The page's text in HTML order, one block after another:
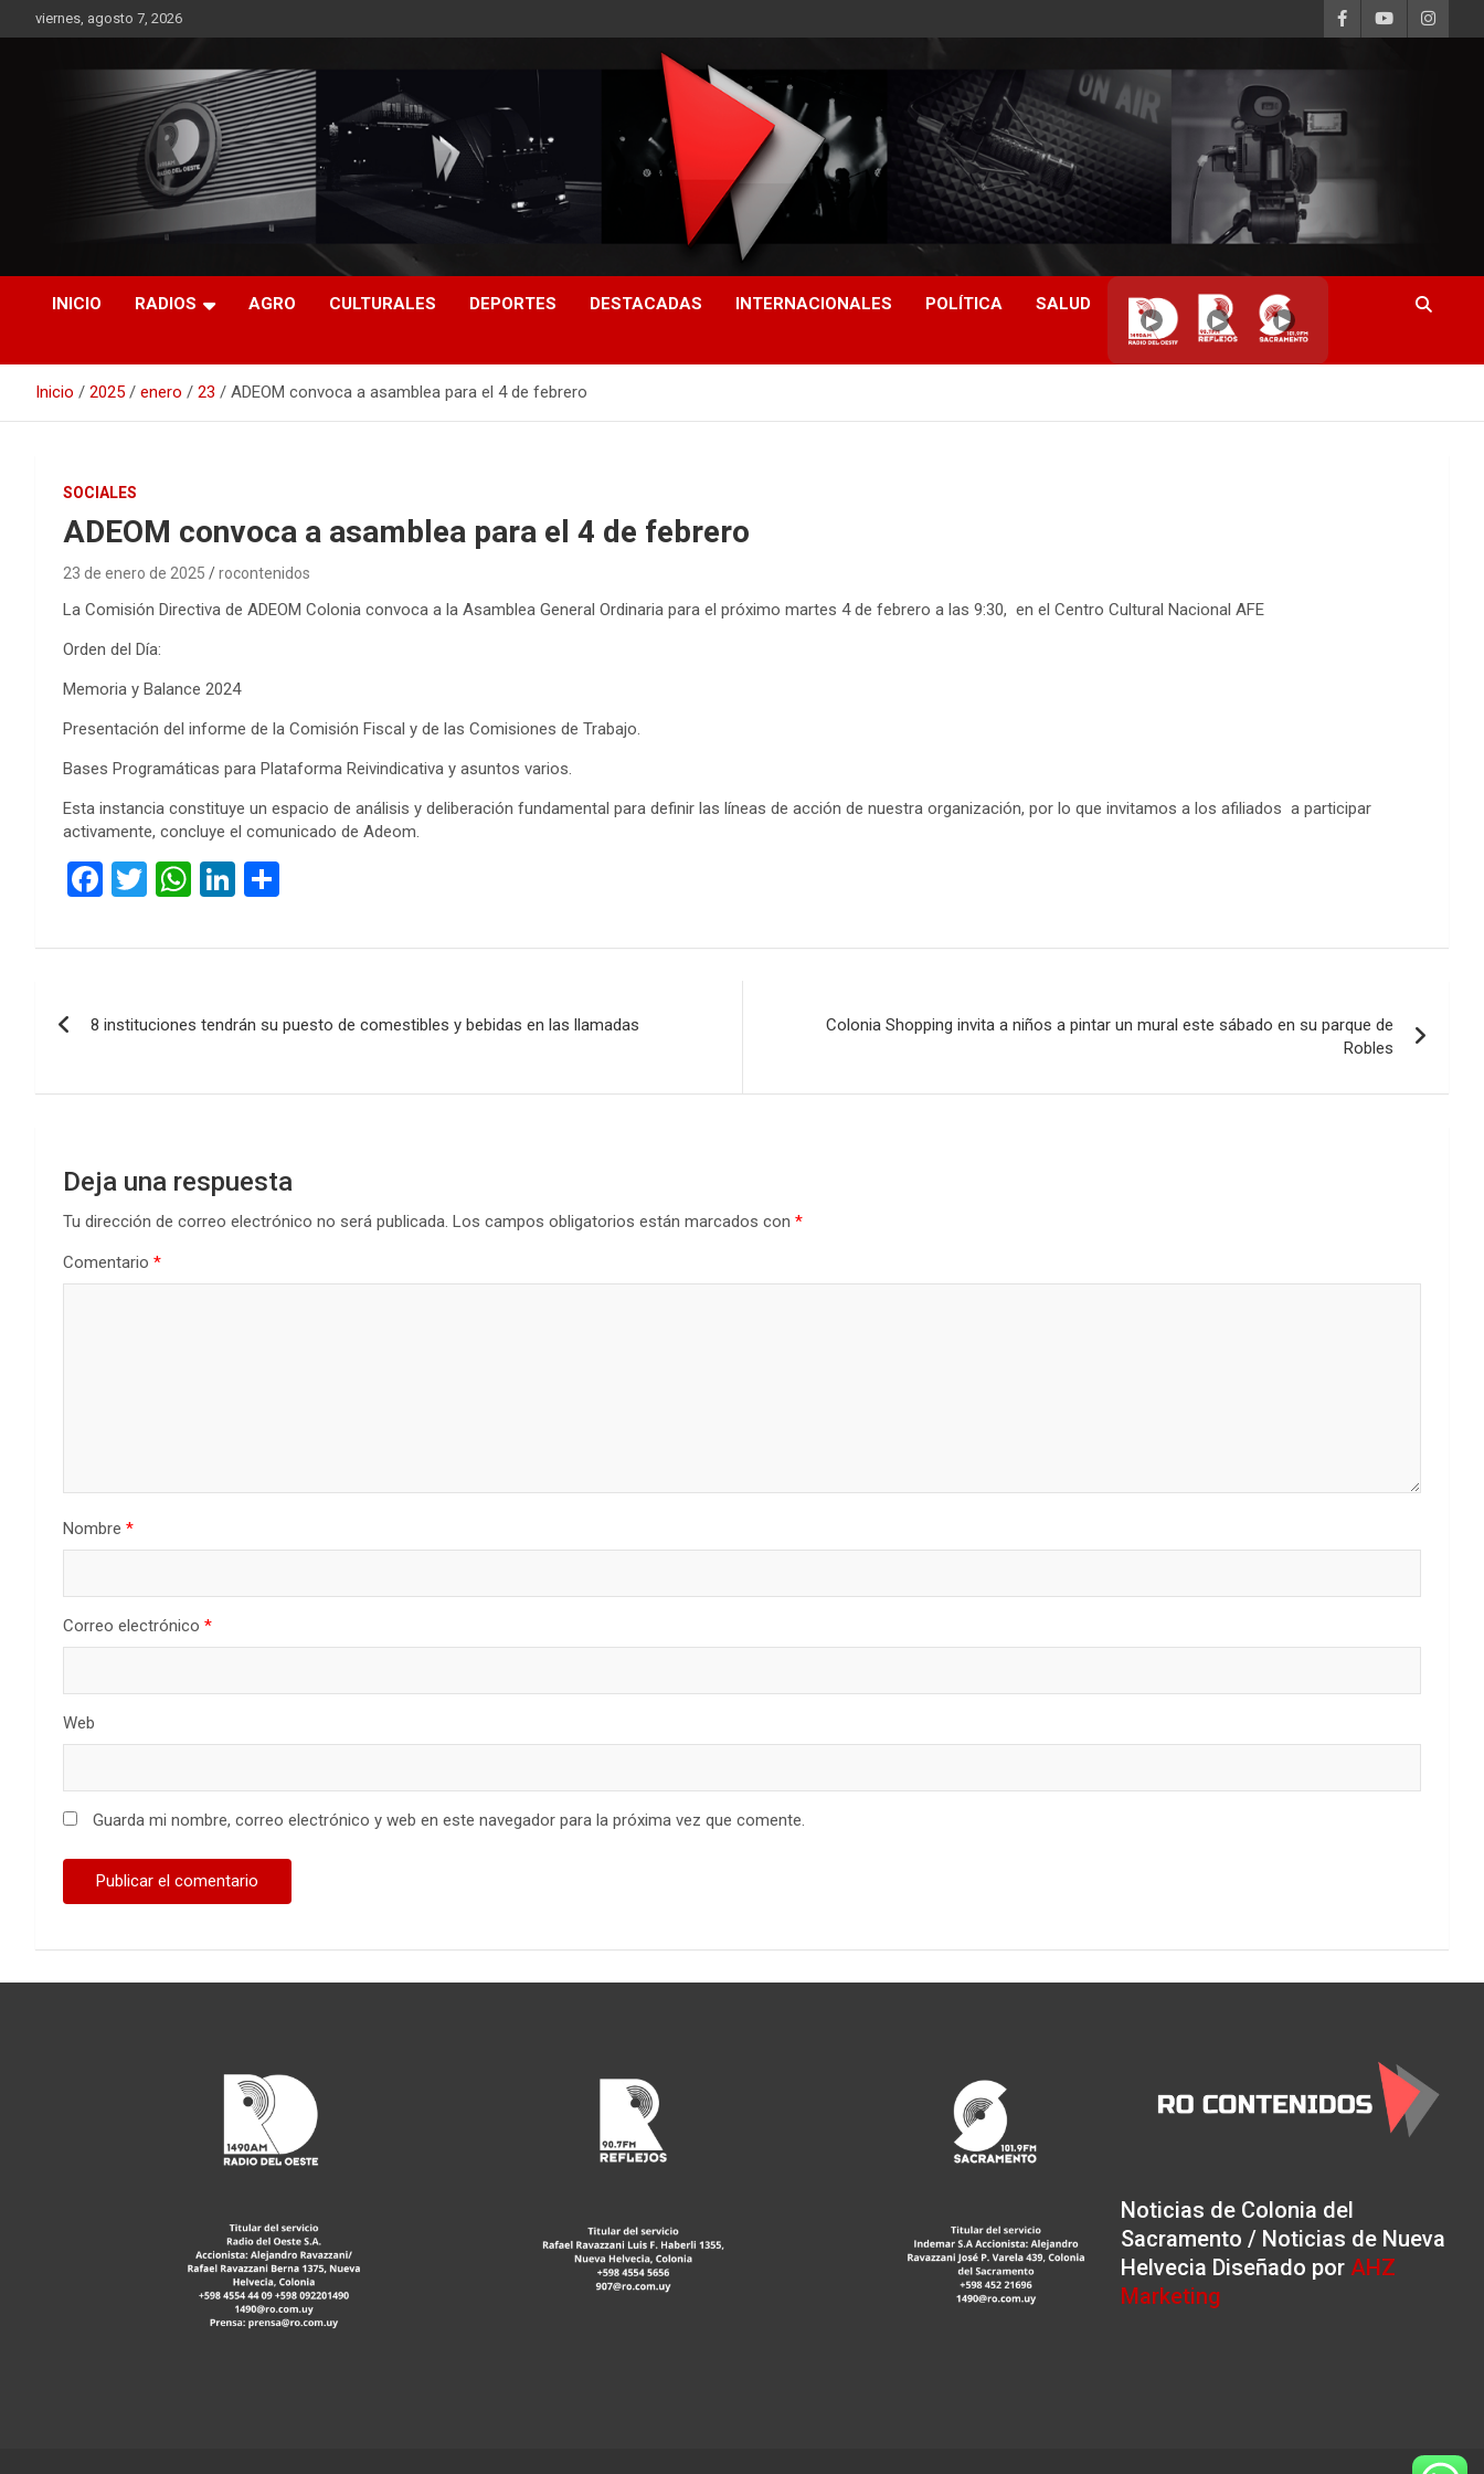
al
viernes, agosto 7, 2026
RO CONTENIDOS
INICIO RADIOS AGRO CULTURALES DEPORTES DESTACADAS INTERNACIONALES POLÍTICA SALUD
▶ ▶ ▶
Inicio 2025 enero 23 ADEOM convoca a asamblea para el 4 de febrero
SOCIALES
ADEOM convoca a asamblea para el 4 de febrero
23 de enero de 2025 rocontenidos
La Comisión Directiva de ADEOM Colonia convoca a la Asamblea General Ordinaria para el próximo martes 4 de febrero a las 9:30, en el Centro Cultural Nacional AFE
Orden del Día:
Memoria y Balance 2024
Presentación del informe de la Comisión Fiscal y de las Comisiones de Trabajo.
Bases Programáticas para Plataforma Reivindicativa y asuntos varios.
Esta instancia constituye un espacio de análisis y deliberación fundamental para definir las líneas de acción de nuestra organización, por lo que invitamos a los afiliados a participar
activamente, concluye el comunicado de Adeom.
F
ce
o
k
T
tt
W
at
A
p
Li
ke
n
m
ar
entradas
8 instituciones tendrán su puesto de comestibles y bebidas en las llamadas
Colonia Shopping invita a niños a pintar un mural este sábado en su parque de
Robles
Deja una respuesta
Tu dirección de correo electrónico no será publicada. Los campos obligatorios están marcados con *
Comentario *
Nombre *
Correo electrónico *
Web
Guarda mi nombre, correo electrónico y web en este navegador para la próxima vez que comente.
Noticias de Colonia del
Sacramento / Noticias de Nueva
Helvecia Diseñado por AHZ
Marketing